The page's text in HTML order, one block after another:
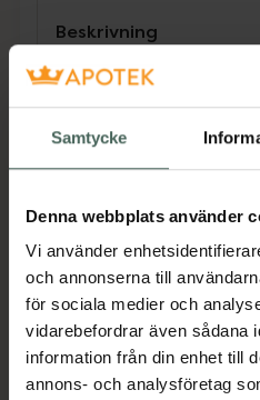
Samtycke
Denna webbplats använder
Vi använder
och annonserna till
för sociala medier och
vidarebefordrar även sådana
information från din enhet till
annons- och analysföretag
Beskrivning
Receptfritt
bipacksedeln
Receptfritt läkemedel.
Barn under 12 år bör
sugtabletter på
rekommendation. Läs
användning.
Jämförpris
0,41 kr
st
EAN:07046261172745